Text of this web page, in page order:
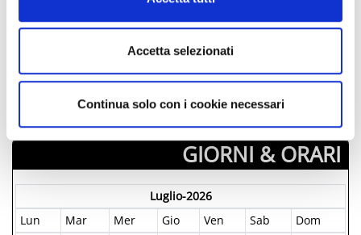
Accetta selezionati
Continua solo con i cookie necessari
San Leo, (RN)
­ A PARTIRE DA 50.00 €
­Tutti i prezzi
GIORNI & ORARI
Luglio-2026
Lun
Mar Mer Gio Ven Sab
Dom